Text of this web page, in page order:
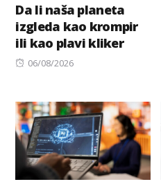
Da li naša planeta
izgleda kao krompir
ili kao plavi kliker
Posted
06/08/2026